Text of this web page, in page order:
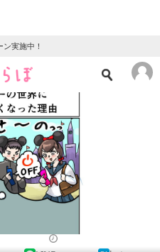
実施中！
ニュース
クイズ
地域
教育・育児